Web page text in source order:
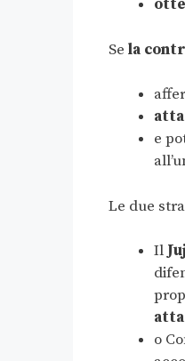
Se la
e
Le due
Il
o